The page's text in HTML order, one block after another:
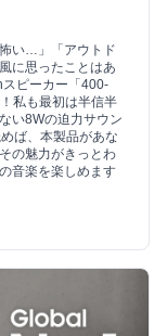
い…」「アウトド
に思ったことはあ
ピーカー「400-
私も最初は半信半
い8Wの迫力サウン
ば、本製品があな
の魅力がきっとわ
音楽を楽しめます